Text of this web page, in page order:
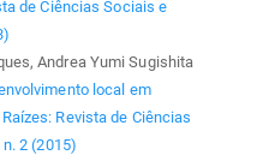
de Ciências Sociais e
Andrea Yumi Sugishita
local em
Raízes: Revista de Ciências
2 (2015)